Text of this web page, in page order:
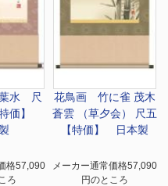
水 尺
価】
格57,090
ろ
花鳥画 竹に雀 茂木
蒼雲 （草夕会） 尺五
【特価】 日本製
メーカー通常価格57,090
円のところ